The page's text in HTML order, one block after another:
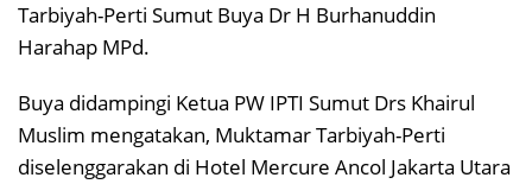
Tarbiyah-Perti Sumut Buya Dr H Burhanuddin
Harahap MPd.
Buya didampingi Ketua PW IPTI Sumut Drs Khairul
Muslim mengatakan, Muktamar Tarbiyah-Perti
diselenggarakan di Hotel Mercure Ancol Jakarta Utara